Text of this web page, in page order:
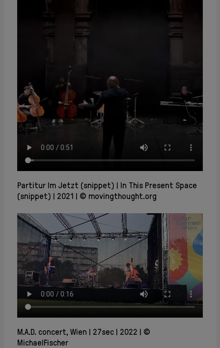
Partitur Im Jetzt (snippet)
In This Present Space
(snippet)
2021 © movingthought.org
M.A.D. concert, Wien 27sec 2022
©
MichaelFischer